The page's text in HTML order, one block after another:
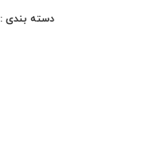
دسته بندی :